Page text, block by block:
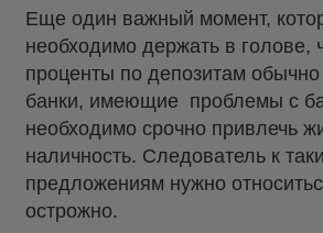
Еще один важный момент,
необходимо держать в голове,
проценты по депозитам
банки, имеющие проблемы с
необходимо срочно привлечь
наличность. Следователь к
предложениям нужно
острожно.